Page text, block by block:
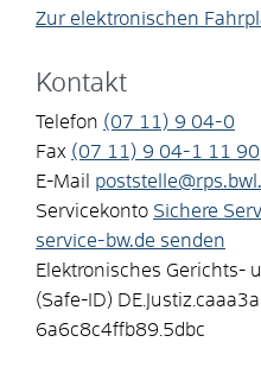
Zur elektronischen
Kontakt
Telefon (07 11) 9 04-0
Fax (07 11) 9 04-1 11
90
E-Mail
Servicekonto Sichere
service-bw.de senden
Elektronisches Gerichts-
(Safe-ID)
6a6c8c4ffb89.5dbc